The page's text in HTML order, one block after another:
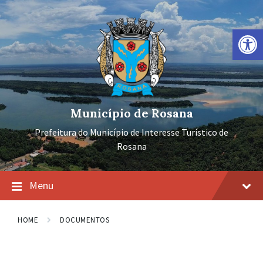
Barra de Ferramentas Aberta
Ir
para
conteúdo
Pular
para
navegação
principal
Pular
para
rodapé
Município de Rosana
Prefeitura do Município de Interesse Turístico de
Rosana
Menu
HOME DOCUMENTOS